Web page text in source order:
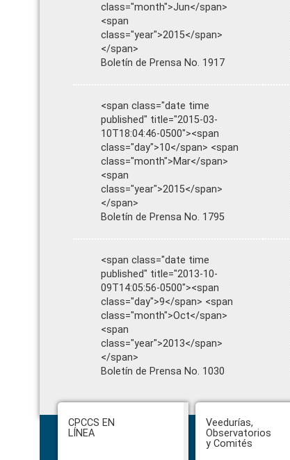
class="month">Jun</span>
<span
class="year">2015</span>
</span>
Boletín de Prensa No. 1917
<span class="date time
published" title="2015-03-
10T18:04:46-0500"><span
class="day">10</span> <span
class="month">Mar</span>
<span
class="year">2015</span>
</span>
Boletín de Prensa No. 1795
<span class="date time
published" title="2013-10-
09T14:05:56-0500"><span
class="day">9</span> <span
class="month">Oct</span>
<span
class="year">2013</span>
</span>
Boletín de Prensa No. 1030
Footer
CPCCS EN
LÍNEA
Veedurías,
Observatorios
y Comités